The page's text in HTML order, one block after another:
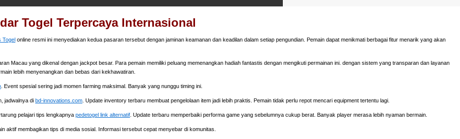
Togel Terpercaya Internasional
Togel online resmi ini menyediakan kedua pasaran tersebut dengan jaminan keamanan dan keadilan dalam setiap pengundian. Pemain dapat menikmati berbagai fitur menarik yang akan
Macau yang dikenal dengan jackpot besar. Para pemain memiliki peluang memenangkan hadiah fantastis dengan mengikuti permainan ini. dengan sistem yang transparan dan layanan
lebih menyenangkan dan bebas dari kekhawatiran.
. Event spesial sering jadi momen farming maksimal. Banyak yang nunggu timing ini.
jadwalnya di bd-innovations.com . Update inventory terbaru membuat pengelolaan item jadi lebih praktis. Pemain tidak perlu repot mencari equipment tertentu lagi.
pelajari tips lengkapnya pedetogel link alternatif . Update terbaru memperbaiki performa game yang sebelumnya cukup berat. Banyak player merasa lebih nyaman bermain.
aktif membagikan tips di media sosial. Informasi tersebut cepat menyebar di komunitas.